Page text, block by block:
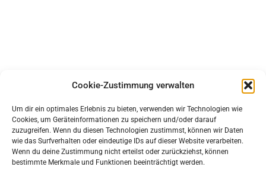
Cookie-Zustimmung verwalten
Um dir ein optimales Erlebnis zu bieten, verwenden wir Technologien wie
Cookies, um Geräteinformationen zu speichern und/oder darauf
zuzugreifen. Wenn du diesen Technologien zustimmst, können wir Daten
wie das Surfverhalten oder eindeutige IDs auf dieser Website verarbeiten.
Wenn du deine Zustimmung nicht erteilst oder zurückziehst, können
bestimmte Merkmale und Funktionen beeinträchtigt werden.
imprint
© 2026 ahrens & grabenhorst architekten stadtplaner Part
GmbB• Built withGeneratePress